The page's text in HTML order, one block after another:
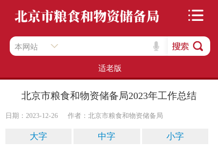
本网站
适老版
北京市粮食和物资储备局2023年工作总结
日期：2023-12-26 作者：​北京市粮食和物资储备局
大字 中字 小字